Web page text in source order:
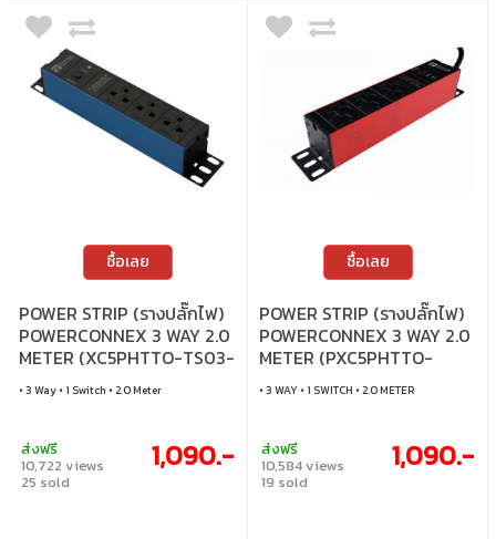
ซื้อเลย
POWER STRIP (รางปลั๊กไฟ)
POWERCONNEX 3 WAY 2.0
METER (XC5PHTTO-TS03-
B)
• 3 Way • 1 Switch • 2.0 Meter
ส่งฟรี
10,722 views
25 sold
1,090.-
ซื้อเลย
POWER STRIP (รางปลั๊กไฟ)
POWERCONNEX 3 WAY 2.0
METER (PXC5PHTTO-
TS03-R)
• 3 WAY • 1 SWITCH • 2.0 METER
ส่งฟรี
10,584 views
19 sold
1,090.-